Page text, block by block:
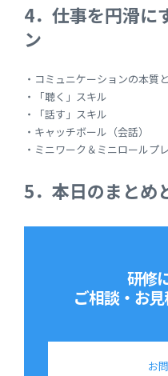
4．仕事を円滑に
ン
・コミュニケーションの本質
・「聴く」スキル
・「話す」スキル
・キャッチボール（会話）
・ミニワーク＆ミニロールプ
5．本日のまとめ
研修
ご相談・お
お